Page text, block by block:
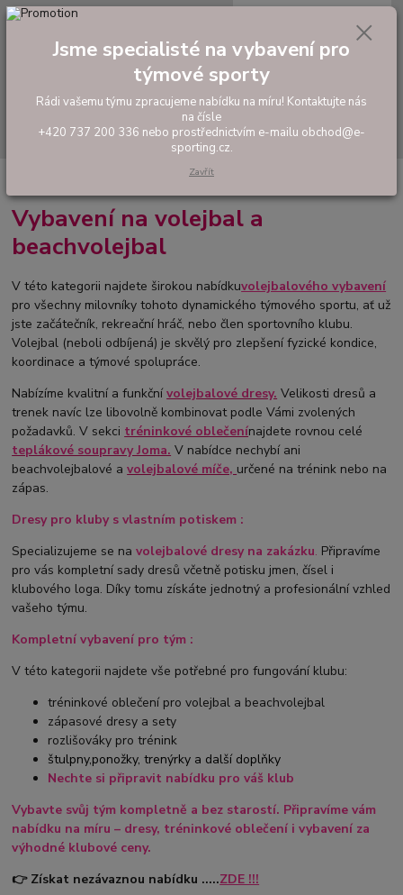
Hledat
tel: +420 737 200 336
0,00 Kč
VOLEJBAL, BEACH VOLEJBAL
Vybavení na volejbal a
beachvolejbal
V této kategorii najdete širokou nabídkuvolejbalového vybavení
pro všechny milovníky tohoto dynamického týmového sportu, ať už
jste začátečník, rekreační hráč, nebo člen sportovního klubu.
Volejbal (neboli odbíjená) je skvělý pro zlepšení fyzické kondice,
koordinace a týmové spolupráce.
Nabízíme kvalitní a funkčnívolejbalové dresy. Velikosti dresů a
trenek navíc lze libovolně kombinovat podle Vámi zvolených
požadavků. V sekci tréninkové oblečenínajdete rovnou celé
teplákové soupravy Joma. V nabídce nechybí ani
beachvolejbalové avolejbalové míče, určené na trénink nebo na
zápas.
Dresy pro kluby s vlastním potiskem :
Specializujeme se navolejbalové dresy na zakázku. Připravíme
pro vás kompletní sady dresů včetně potisku jmen, čísel i
klubového loga. Díky tomu získáte jednotný a profesionální vzhled
vašeho týmu.
Kompletní vybavení pro tým :
V této kategorii najdete vše potřebné pro fungování klubu:
tréninkové oblečení pro volejbal a beachvolejbal
zápasové dresy a sety
rozlišováky pro trénink
štulpny,ponožky, trenýrky a další doplňky
Nechte si připravit nabídku pro váš klub
Vybavte svůj tým kompletně a bez starostí. Připravíme vám
nabídku na míru – dresy, tréninkové oblečení i vybavení za
výhodné klubové ceny.
👉 Získat nezávaznou nabídku .....ZDE !!!
Jsme specialisté na vybavení pro
týmové sporty
Rádi vašemu týmu zpracujeme nabídku na míru! Kontaktujte nás
na čísle
+420 737 200 336 nebo prostřednictvím e-mailu obchod@e-
sporting.cz.
Zavřít